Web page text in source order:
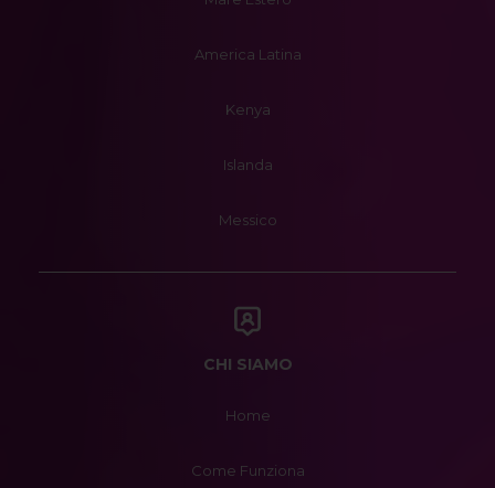
America Latina
Kenya
Islanda
Messico
CHI SIAMO
Home
Come Funziona